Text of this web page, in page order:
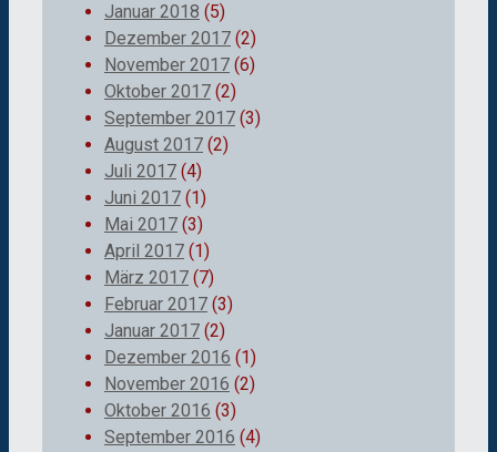
Januar 2018 (5)
Dezember 2017 (2)
November 2017 (6)
Oktober 2017 (2)
September 2017 (3)
August 2017 (2)
Juli 2017 (4)
Juni 2017 (1)
Mai 2017 (3)
April 2017 (1)
März 2017 (7)
Februar 2017 (3)
Januar 2017 (2)
Dezember 2016 (1)
November 2016 (2)
Oktober 2016 (3)
September 2016 (4)